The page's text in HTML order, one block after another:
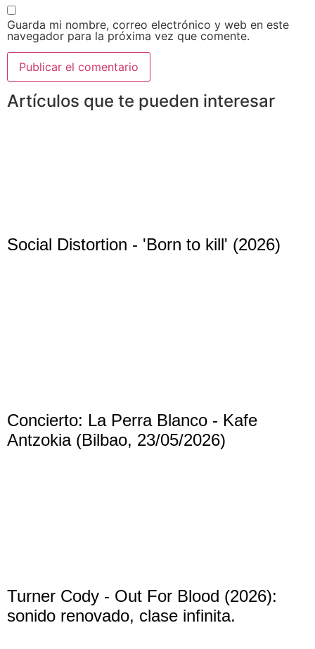
Guarda mi nombre, correo electrónico y web en este
navegador para la próxima vez que comente.
Artículos que te pueden interesar
Social Distortion - 'Born to kill' (2026)
Concierto: La Perra Blanco - Kafe
Antzokia (Bilbao, 23/05/2026)
Turner Cody - Out For Blood (2026):
sonido renovado, clase infinita.